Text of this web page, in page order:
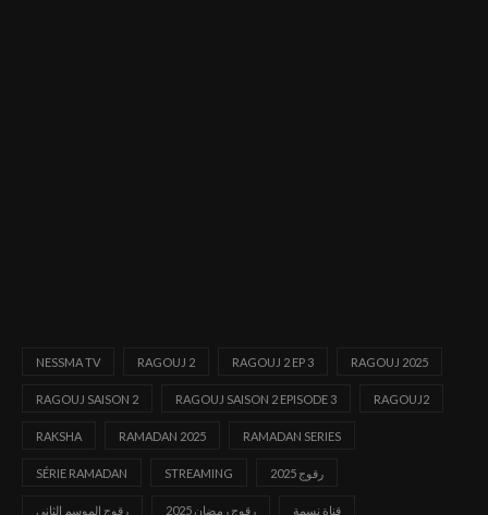
NESSMA TV RAGOUJ 2 RAGOUJ 2 EP 3 RAGOUJ 2025
RAGOUJ SAISON 2 RAGOUJ SAISON 2 EPISODE 3 RAGOUJ2
RAKSHA RAMADAN 2025 RAMADAN SERIES
SÉRIE RAMADAN STREAMING رقوج 2025
رقوج الموسم الثاني رقوج رمضان 2025 قناة نسمة